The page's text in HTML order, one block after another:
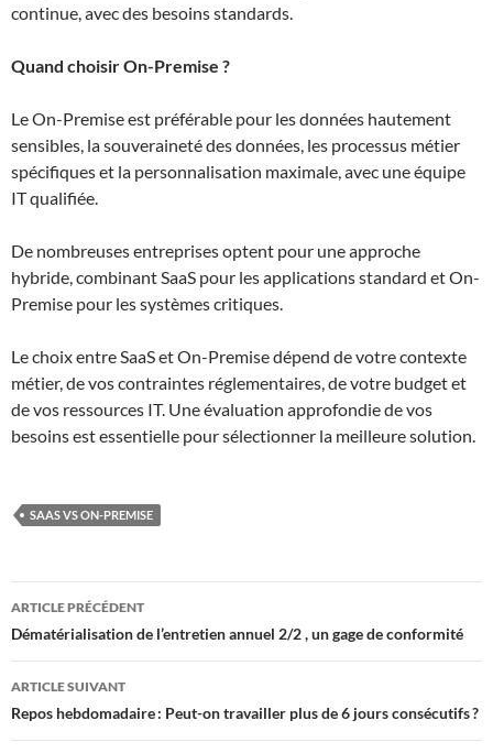
continue, avec des besoins standards.
Quand choisir On-Premise ?
Le On-Premise est préférable pour les données hautement
sensibles, la souveraineté des données, les processus métier
spécifiques et la personnalisation maximale, avec une équipe
IT qualifiée.
De nombreuses entreprises optent pour une approche
hybride, combinant SaaS pour les applications standard et On-
Premise pour les systèmes critiques.
Le choix entre SaaS et On-Premise dépend de votre contexte
métier, de vos contraintes réglementaires, de votre budget et
de vos ressources IT. Une évaluation approfondie de vos
besoins est essentielle pour sélectionner la meilleure solution.
SAAS VS ON-PREMISE
Navigation
des
articles
ARTICLE PRÉCÉDENT
Dématérialisation de l’entretien annuel 2/2 , un gage de conformité
ARTICLE SUIVANT
Repos hebdomadaire : Peut-on travailler plus de 6 jours consécutifs ?